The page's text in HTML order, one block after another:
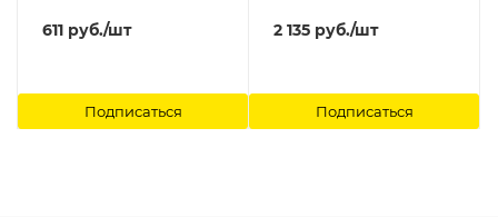
611 руб./шт
Подписаться
2 135 руб./шт
Подписаться